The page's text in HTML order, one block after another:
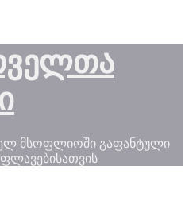
მსოფლიოში გაფანტული